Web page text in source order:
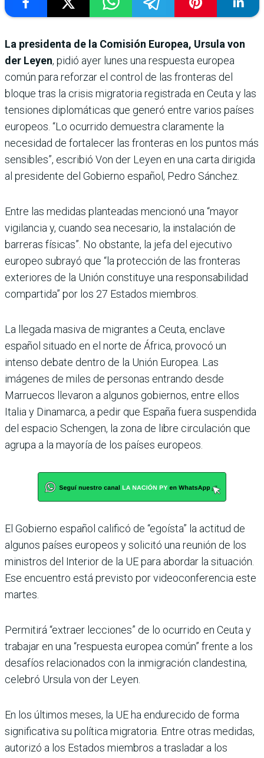
La presidenta de la Comisión Europea, Ursula von
der Leyen, pidió ayer lunes una respuesta europea
común para reforzar el control de las fronteras del
bloque tras la crisis migratoria registrada en Ceuta y las
tensiones diplomáticas que generó entre varios países
europeos. “Lo ocurrido demuestra claramente la
necesidad de fortalecer las fronteras en los puntos más
sensibles”, escribió Von der Leyen en una carta dirigida
al presidente del Gobierno español, Pedro Sánchez.
Entre las medidas planteadas mencionó una “mayor
vigilancia y, cuando sea necesario, la instalación de
barreras físicas”. No obstante, la jefa del ejecutivo
europeo subrayó que “la protección de las fronteras
exteriores de la Unión constituye una responsabilidad
compartida” por los 27 Estados miembros.
La llegada masiva de migrantes a Ceuta, enclave
español situado en el norte de África, provocó un
intenso debate dentro de la Unión Europea. Las
imágenes de miles de personas entrando desde
Marruecos llevaron a algunos gobiernos, entre ellos
Italia y Dinamarca, a pedir que España fuera suspendida
del espacio Schengen, la zona de libre circulación que
agrupa a la mayoría de los países europeos.
El Gobierno español calificó de “egoísta” la actitud de
algunos países europeos y solicitó una reunión de los
ministros del Interior de la UE para abordar la situación.
Ese encuentro está previsto por videoconferencia este
martes.
Permitirá “extraer lecciones” de lo ocurrido en Ceuta y
trabajar en una “respuesta europea común” frente a los
desafíos relacionados con la inmigración clandestina,
celebró Ursula von der Leyen.
En los últimos meses, la UE ha endurecido de forma
significativa su política migratoria. Entre otras medidas,
autorizó a los Estados miembros a trasladar a los